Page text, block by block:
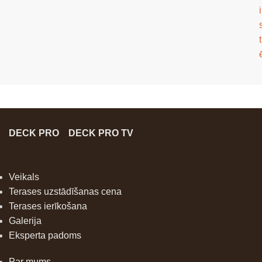
i
t
DECK PRO DECK PRO TV
Veikals
Terases uzstādīšanas cena
Terases ierīkošana
Galerija
Eksperta padoms